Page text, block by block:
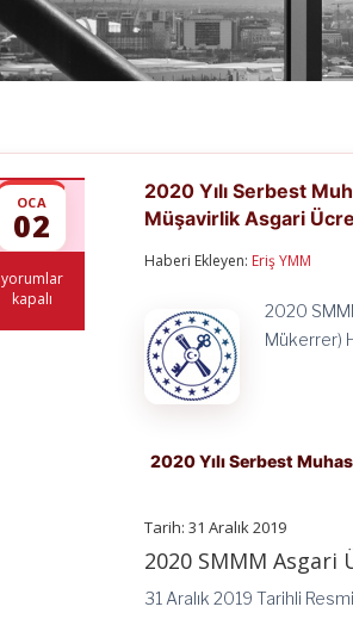
OCA
02
2020
Yılı
yorumlar
kapalı
2020 Yılı Serbest
Müşavirlik Asgari
Haberi Ekleyen: Eriş YMM
2020
Mükerrer)
2020 Yılı Serbest
Tarih: 31 Aralık 2019
2020 SMMM Asgari
31 Aralık 2019 Tarihli